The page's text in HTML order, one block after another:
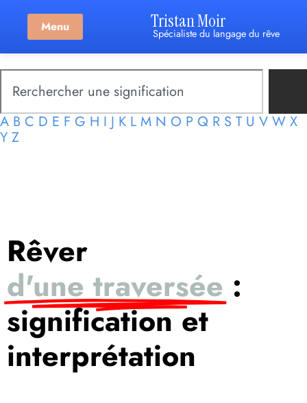
Menu Tristan Moir
Spécialiste du langage du rêve
A B C D E F G H I J K L M N O P Q R S T U V W X
Y Z
Rêver
d'une traversée :
signification et
interprétation